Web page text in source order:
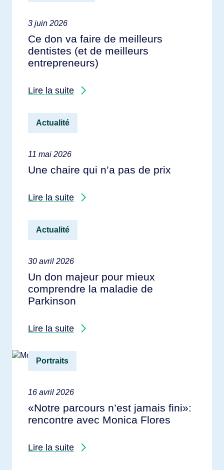
3 juin 2026
Ce don va faire de meilleurs
dentistes (et de meilleurs
entrepreneurs)
Lire la suite
Actualité
11 mai 2026
Une chaire qui n’a pas de prix
Lire la suite
Actualité
30 avril 2026
Un don majeur pour mieux
comprendre la maladie de
Parkinson
Lire la suite
Portraits
16 avril 2026
«Notre parcours n’est jamais fini»:
rencontre avec Monica Flores
Lire la suite